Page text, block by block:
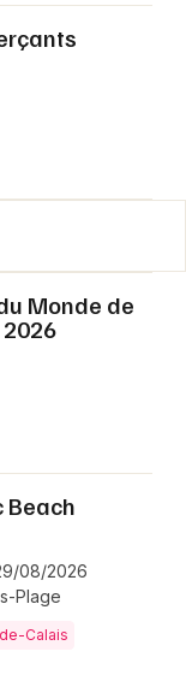
Monde de
Beach
08/2026
Plage
Calais